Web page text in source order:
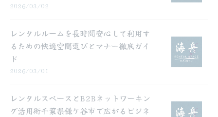
2026/03/02
レンタルルームを長時間安心して利用す
るための快適空間選びとマナー徹底ガイ
ド
2026/03/01
レンタルスペースとB2Bネットワーキン
グ活用術千葉県鎌ケ谷市で広がるビジネ